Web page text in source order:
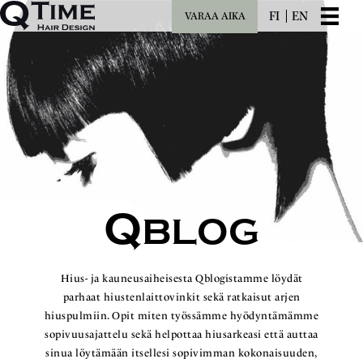
VARAA AIKA FI EN
QBLOG
Hius- ja kauneusaiheisesta Qblogistamme löydät
parhaat hiustenlaittovinkit sekä ratkaisut arjen
hiuspulmiin. Opit miten työssämme hyödyntämämme
sopivuusajattelu sekä helpottaa hiusarkeasi että auttaa
sinua löytämään itsellesi sopivimman kokonaisuuden,